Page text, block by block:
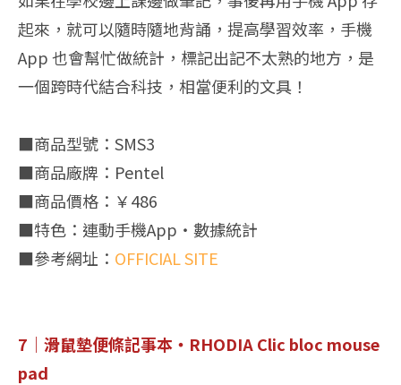
起來，就可以隨時隨地背誦，提高學習效率，手機
App 也會幫忙做統計，標記出記不太熟的地方，是
一個跨時代結合科技，相當便利的文具！
■商品型號：SMS3
■商品廠牌：Pentel
■商品價格：￥486
■特色：連動手機App・數據統計
■參考網址： OFFICIAL SITE
7｜滑鼠墊便條記事本・RHODIA Clic bloc mouse
pad